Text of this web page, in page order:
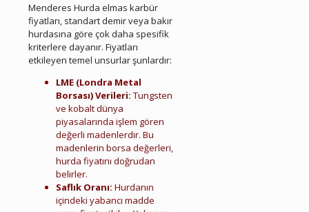
Menderes Hurda elmas karbür
fiyatları, standart demir veya bakır
hurdasına göre çok daha spesifik
kriterlere dayanır. Fiyatları
etkileyen temel unsurlar şunlardır:
LME (Londra Metal
Borsası) Verileri: Tungsten
ve kobalt dünya
piyasalarında işlem gören
değerli madenlerdir. Bu
madenlerin borsa değerleri,
hurda fiyatını doğrudan
belirler.
Saflık Oranı: Hurdanın
içindeki yabancı madde